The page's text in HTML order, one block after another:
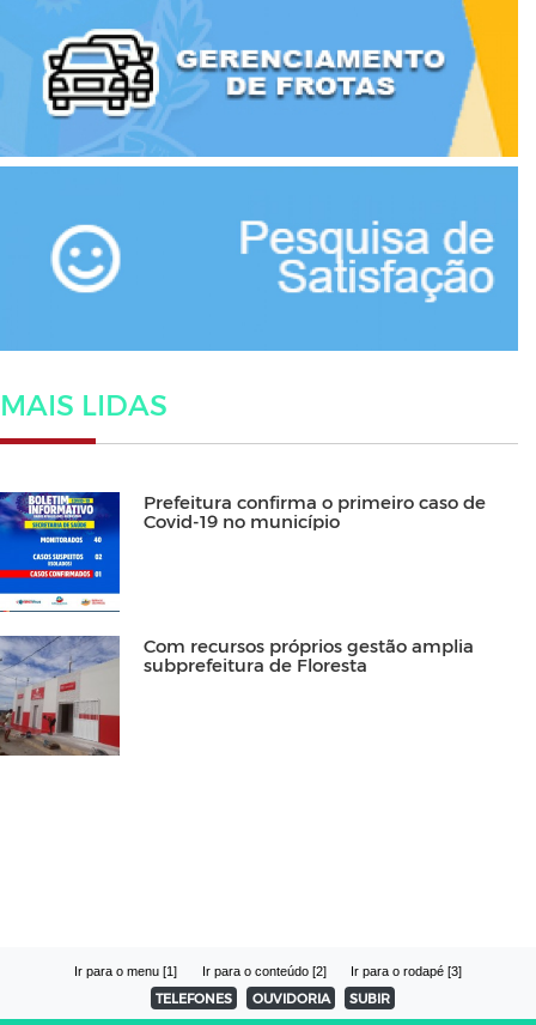
MAIS LIDAS
Prefeitura confirma o primeiro caso de
Covid-19 no município
Com recursos próprios gestão amplia
subprefeitura de Floresta
Ir para o menu [1] Ir para o conteúdo [2] Ir para o rodapé [3]
TELEFONES OUVIDORIA SUBIR